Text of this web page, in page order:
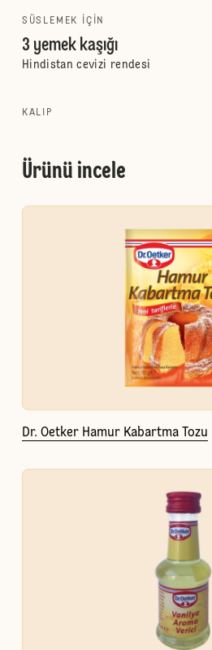
SÜSLEMEK IÇIN
3 yemek kaşığı
Hindistan cevizi rendesi
KALIP
Ürünü incele
Dr. Oetker Hamur Kabartma Tozu